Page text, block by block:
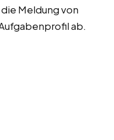
Meldung von
ab.